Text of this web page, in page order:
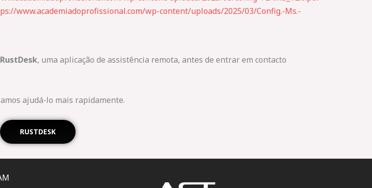
www.academiadoprofissional.com/wp-content/uploads/2025/03/Config.-Ms.-
RustDesk, uma aplicação de assistência remota, antes de entrar em contacto
ajudá-lo mais rapidamente.
RUSTDESK